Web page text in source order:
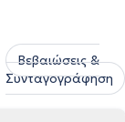
Βεβαιώσεις &
Συνταγογράφηση